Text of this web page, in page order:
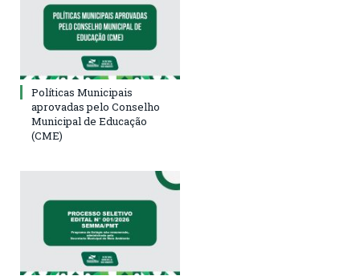
Políticas Municipais
aprovadas pelo Conselho
Municipal de Educação
(CME)